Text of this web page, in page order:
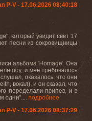
P-V - 17.06.2026 08:40:18
который увидит свет 17
песни из сокровищницы
альбома 'Homage'. Она
и мне требовалось
оказалось, что они
вокал), и он сказал, что
переделали припев, и в
одни".... подробнее
P-V - 17.06.2026 08:37:29